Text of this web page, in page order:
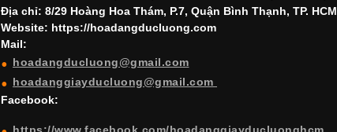
Địa chỉ: 8/29 Hoàng Hoa Thám, P.7, Quận Bình Thạnh, TP. HCM
Website: https://hoadangducluong.com
Mail:
hoadangducluong@gmail.com
hoadanggiayducluong@gmail.com
Facebook: